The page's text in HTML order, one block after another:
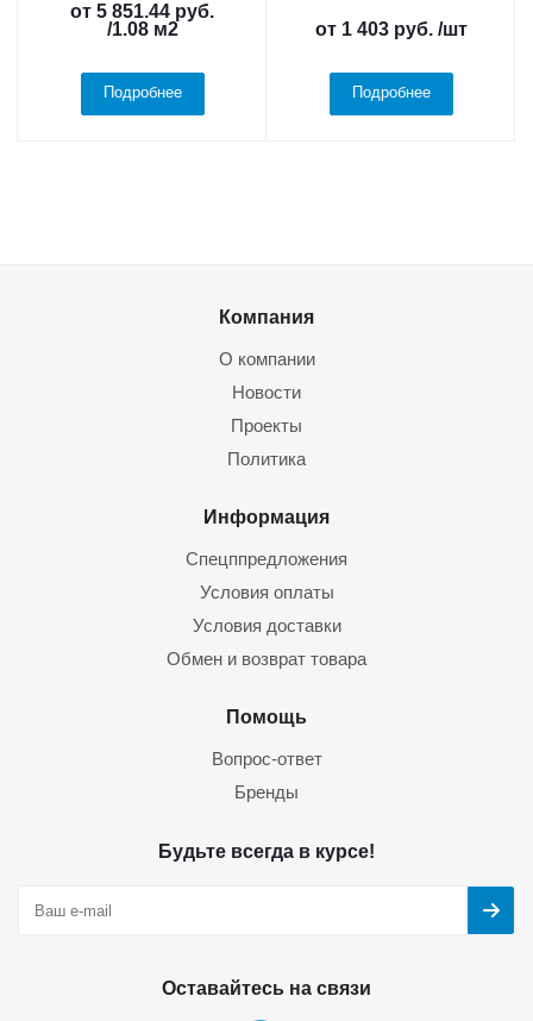
от 5 851.44 руб.
/1.08 м2
Подробнее
от 1 403 руб. /шт
Подробнее
Компания
О компании
Новости
Проекты
Политика
Информация
Спецппредложения
Условия оплаты
Условия доставки
Обмен и возврат товара
Помощь
Вопрос-ответ
Бренды
Будьте всегда в курсе!
Оставайтесь на связи